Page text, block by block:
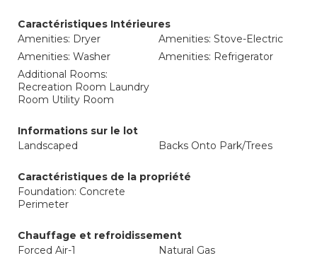
Caractéristiques Intérieures
Amenities: Dryer
Amenities: Stove-Electric
Amenities: Washer
Amenities: Refrigerator
Additional Rooms:
Recreation Room Laundry
Room Utility Room
Informations sur le lot
Landscaped
Backs Onto Park/Trees
Caractéristiques de la propriété
Foundation: Concrete
Perimeter
Chauffage et refroidissement
Forced Air-1
Natural Gas